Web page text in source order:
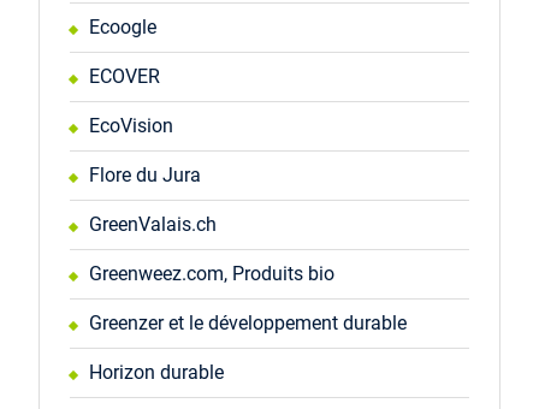
Ecoogle
ECOVER
EcoVision
Flore du Jura
GreenValais.ch
Greenweez.com, Produits bio
Greenzer et le développement durable
Horizon durable